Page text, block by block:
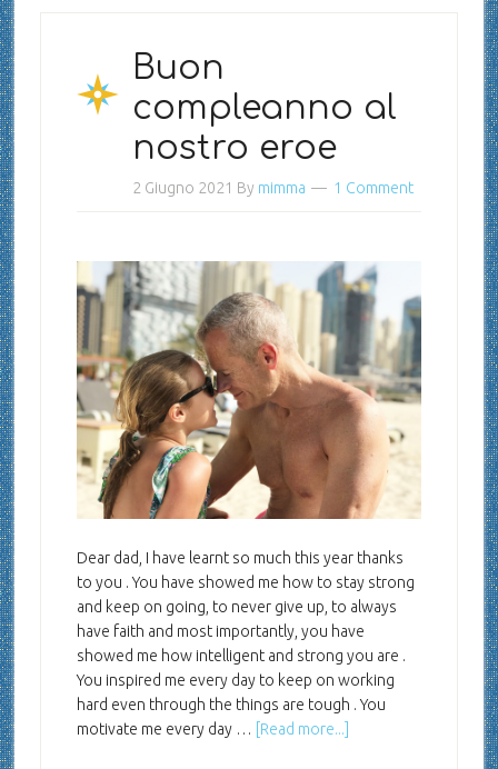
Buon
compleanno al
nostro eroe
2 Giugno 2021 By mimma 1 Comment
Dear dad, I have learnt so much this year thanks
to you . You have showed me how to stay strong
and keep on going, to never give up, to always
have faith and most importantly, you have
showed me how intelligent and strong you are .
You inspired me every day to keep on working
hard even through the things are tough . You
motivate me every day …
[Read more...]